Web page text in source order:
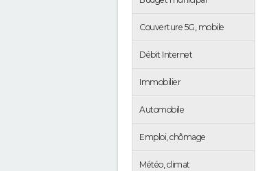
Couverture 5G, mobile
Débit Internet
Immobilier
Automobile
Emploi, chômage
Météo, climat